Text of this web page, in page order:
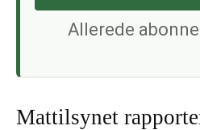
Allerede
Mattilsynet